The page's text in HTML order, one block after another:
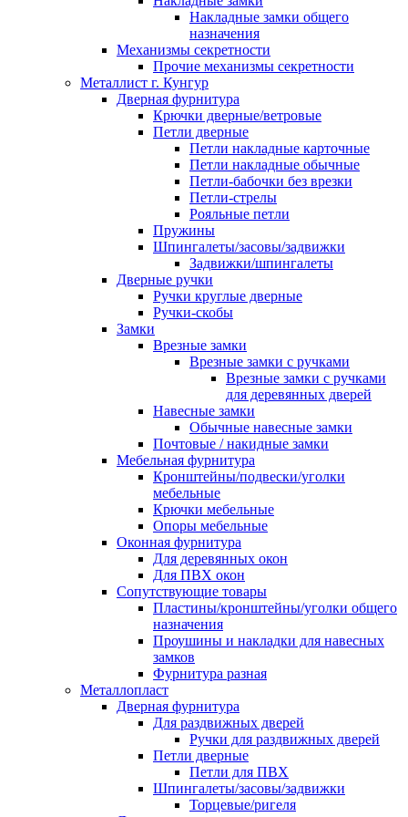
Накладные замки общего
назначения
Механизмы секретности
Прочие механизмы секретности
Металлист г. Кунгур
Дверная фурнитура
Крючки дверные/ветровые
Петли дверные
Петли накладные карточные
Петли накладные обычные
Петли-бабочки без врезки
Петли-стрелы
Рояльные петли
Пружины
Шпингалеты/засовы/задвижки
Задвижки/шпингалеты
Дверные ручки
Ручки круглые дверные
Ручки-скобы
Замки
Врезные замки
Врезные замки с ручками
Врезные замки с ручками
для деревянных дверей
Навесные замки
Обычные навесные замки
Почтовые / накидные замки
Мебельная фурнитура
Кронштейны/подвески/уголки
мебельные
Крючки мебельные
Опоры мебельные
Оконная фурнитура
Для деревянных окон
Для ПВХ окон
Сопутствующие товары
Пластины/кронштейны/уголки общего
назначения
Проушины и накладки для навесных
замков
Фурнитура разная
Металлопласт
Дверная фурнитура
Для раздвижных дверей
Ручки для раздвижных дверей
Петли дверные
Петли для ПВХ
Шпингалеты/засовы/задвижки
Торцевые/ригеля